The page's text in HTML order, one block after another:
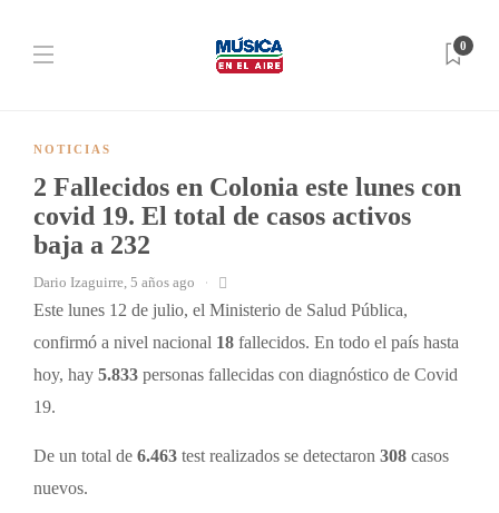
0
NOTICIAS
2 Fallecidos en Colonia este lunes con
covid 19. El total de casos activos
baja a 232
Dario Izaguirre, 5 años ago
Este lunes 12 de julio, el Ministerio de Salud Pública,
confirmó a nivel nacional 18 fallecidos. En todo el país hasta
hoy, hay 5.833 personas fallecidas con diagnóstico de Covid
19.
De un total de 6.463 test realizados se detectaron 308 casos
nuevos.